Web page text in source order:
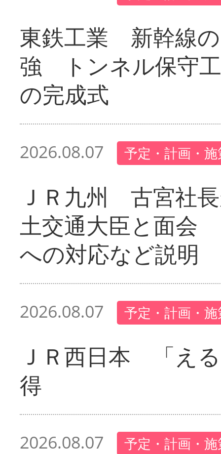
東鉄工業 新幹線
強 トンネル保守
の完成式
2026.08.07 予定・計画・
ＪＲ九州 古宮社
土交通大臣と面会
への対応など説明
2026.08.07 予定・計画・
ＪＲ西日本 「え
得
2026.08.07 予定・計画・